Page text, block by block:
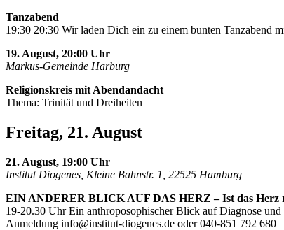
Tanzabend
19:30 20:30 Wir laden Dich ein zu einem bunten Tanzabend
19. August, 20:00 Uhr
Markus-Gemeinde Harburg
Religionskreis mit Abendandacht
Thema: Trinität und Dreiheiten
Freitag, 21. August
21. August, 19:00 Uhr
Institut Diogenes, Kleine Bahnstr. 1, 22525 Hamburg
EIN ANDERER BLICK AUF DAS HERZ – Ist das Herz
19-20.30 Uhr Ein anthroposophischer Blick auf Diagnose
Anmeldung info@institut-diogenes.de oder 040-851 792 680